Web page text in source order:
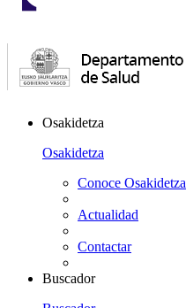
Osakidetza
Osakidetza
Conoce Osakidetza
Actualidad
Contactar
Buscador